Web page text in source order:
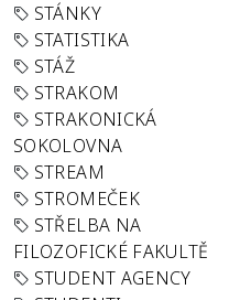
STÁNKY
STATISTIKA
STÁŽ
STRAKOM
STRAKONICKÁ
SOKOLOVNA
STREAM
STROMEČEK
STŘELBA NA
FILOZOFICKÉ FAKULTĚ
STUDENT AGENCY